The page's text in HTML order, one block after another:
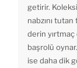
getirir.
nabzını
derin
başrolü oynar.
ise daha dik